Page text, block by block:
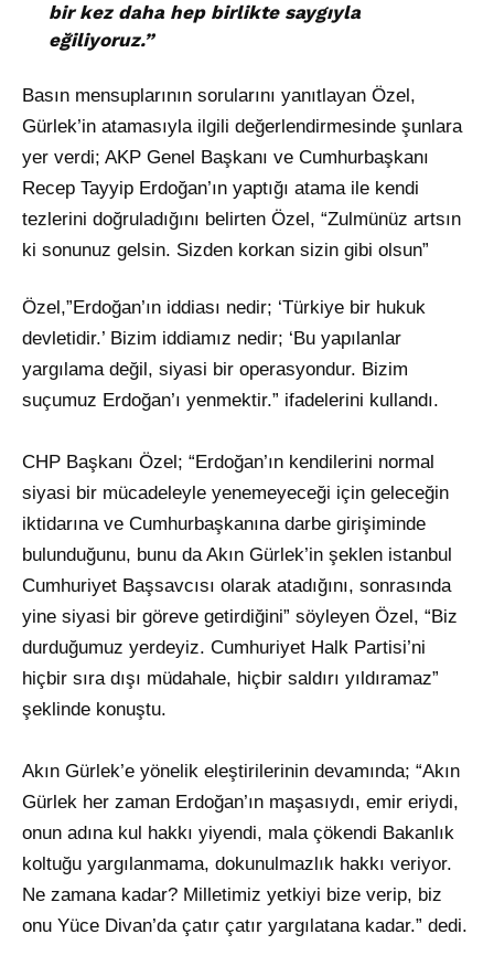
bir kez daha hep birlikte saygıyla
eğiliyoruz.”
Basın mensuplarının sorularını yanıtlayan Özel,
Gürlek’in atamasıyla ilgili değerlendirmesinde şunlara
yer verdi; AKP Genel Başkanı ve Cumhurbaşkanı
Recep Tayyip Erdoğan’ın yaptığı atama ile kendi
tezlerini doğruladığını belirten Özel, “Zulmünüz artsın
ki sonunuz gelsin. Sizden korkan sizin gibi olsun”
Özel,”Erdoğan’ın iddiası nedir; ‘Türkiye bir hukuk
devletidir.’ Bizim iddiamız nedir; ‘Bu yapılanlar
yargılama değil, siyasi bir operasyondur. Bizim
suçumuz Erdoğan’ı yenmektir.” ifadelerini kullandı.
CHP Başkanı Özel; “Erdoğan’ın kendilerini normal
siyasi bir mücadeleyle yenemeyeceği için geleceğin
iktidarına ve Cumhurbaşkanına darbe girişiminde
bulunduğunu, bunu da Akın Gürlek’in şeklen istanbul
Cumhuriyet Başsavcısı olarak atadığını, sonrasında
yine siyasi bir göreve getirdiğini” söyleyen Özel, “Biz
durduğumuz yerdeyiz. Cumhuriyet Halk Partisi’ni
hiçbir sıra dışı müdahale, hiçbir saldırı yıldıramaz”
şeklinde konuştu.
Akın Gürlek’e yönelik eleştirilerinin devamında; “Akın
Gürlek her zaman Erdoğan’ın maşasıydı, emir eriydi,
onun adına kul hakkı yiyendi, mala çökendi Bakanlık
koltuğu yargılanmama, dokunulmazlık hakkı veriyor.
Ne zamana kadar? Milletimiz yetkiyi bize verip, biz
onu Yüce Divan’da çatır çatır yargılatana kadar.” dedi.